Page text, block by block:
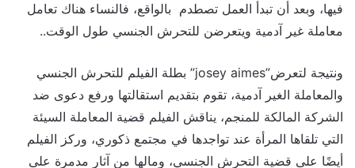
فيها، وبعد أن تبدأ العمل تصطدم بالواقع، فالنساء هناك تعامل
معاملة غير آدمية ويتعرضن للتحرش الجنسي طول الوقت..
ونتيجة لتعرض”josey aimes” بطلة الفيلم للتحرش الجنسي
والمعاملة الغير آدمية، تقوم بتقديم استقالتها ورفع دعوى ضد
الشركة المالكة للمنجم، يناقش الفيلم قضية المعاملة السيئة
التي تلقاها المرأة عند تواجدها في مجتمع ذكوري، وركز الفيلم
أيضًا على قضية التحرش الجنسي، ومالها من آثار مدمرة على